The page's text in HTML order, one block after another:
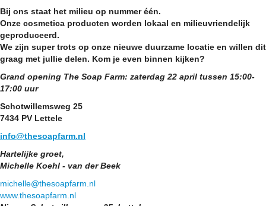
Bij ons staat het milieu op nummer één.
Onze cosmetica producten worden lokaal en milieuvriendelijk
geproduceerd.
We zijn super trots op onze nieuwe duurzame locatie en willen dit
graag met jullie delen. Kom je even binnen kijken?
Grand opening The Soap Farm: zaterdag 22 april tussen 15:00-
17:00 uur
Schotwillemsweg 25
7434 PV Lettele
info@thesoapfarm.nl
Hartelijke groet,
Michelle Koehl - van der Beek
michelle@thesoapfarm.nl
www.thesoapfarm.nl